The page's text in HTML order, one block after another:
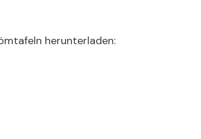
herunterladen: